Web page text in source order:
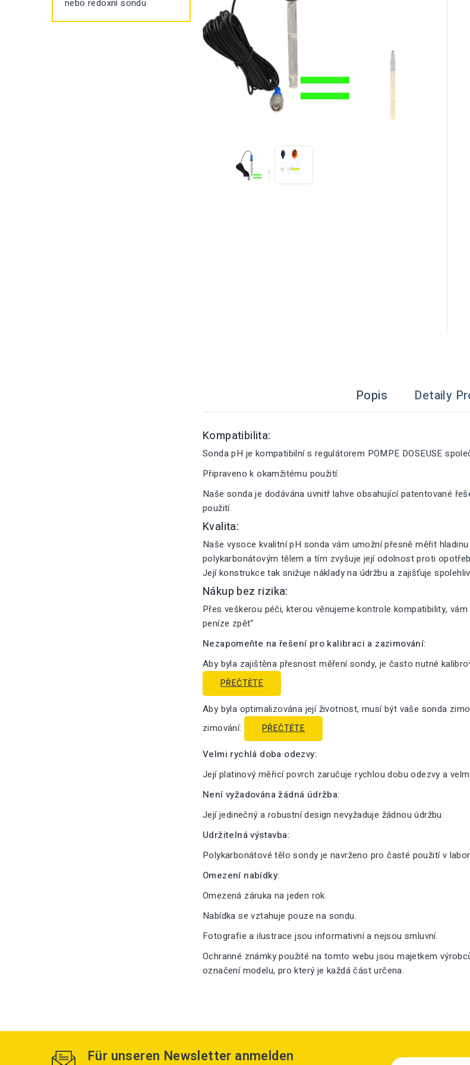
nebo redoxní sondu
Popis Detaily
Kompatibilita:
Sonda pH je kompatibilní s regulátorem POMPE DOSEUSE
Připraveno k okamžitému použití:
Naše sonda je dodávána uvnitř lahve obsahující patentované
použití.
Kvalita:
Naše vysoce kvalitní pH sonda vám umožní přesně měřit
polykarbonátovým tělem a tím zvyšuje její odolnost proti
Její konstrukce tak snižuje náklady na údržbu a zajišťuje
Nákup bez rizika:
Přes veškerou péči, kterou věnujeme kontrole kompatibility,
peníze zpět“
Nezapomeňte na řešení pro kalibraci a zazimování:
Aby byla zajištěna přesnost měření sondy, je často nutné
PŘEČTĚTE
Aby byla optimalizována její životnost, musí být vaše sonda
zimování:
PŘEČTĚTE
Velmi rychlá doba odezvy:
Její platinový měřicí povrch zaručuje rychlou dobu odezvy a
Není vyžadována žádná údržba:
Její jedinečný a robustní design nevyžaduje žádnou údržbu.
Udržitelná výstavba:
Polykarbonátové tělo sondy je navrženo pro časté použití v
Omezení nabídky:
Omezená záruka na jeden rok.
Nabídka se vztahuje pouze na sondu.
Fotografie a ilustrace jsou informativní a nejsou smluvní.
Ochranné známky použité na tomto webu jsou majetkem
označení modelu, pro který je každá část určena.
Für unseren Newsletter anmelden